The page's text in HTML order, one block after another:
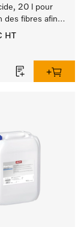
20 l pour
des fibres afin
des textiles
terme.
HT